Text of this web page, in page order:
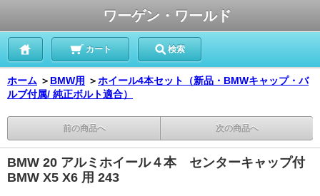
ワーゲン・ワールド
カート 検索
ホーム ＞ BMW用 ＞ホイール4本セット（新品・BMWキャップ・バ
ルブ付属/ 純正ボルト適合）
前の商品へ 次の商品へ
BMW 20 アルミホイール４本 センターキャップ付
BMW X5 X6 用 243